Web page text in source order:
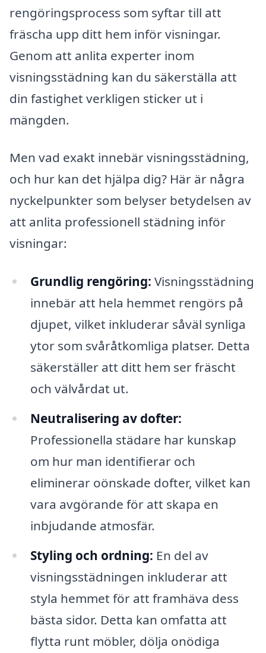
rengöringsprocess som syftar till att
fräscha upp ditt hem inför visningar.
Genom att anlita experter inom
visningsstädning kan du säkerställa att
din fastighet verkligen sticker ut i
mängden.
Men vad exakt innebär visningsstädning,
och hur kan det hjälpa dig? Här är några
nyckelpunkter som belyser betydelsen av
att anlita professionell städning inför
visningar:
Grundlig rengöring: Visningsstädning
innebär att hela hemmet rengörs på
djupet, vilket inkluderar såväl synliga
ytor som svåråtkomliga platser. Detta
säkerställer att ditt hem ser fräscht
och välvårdat ut.
Neutralisering av dofter:
Professionella städare har kunskap
om hur man identifierar och
eliminerar oönskade dofter, vilket kan
vara avgörande för att skapa en
inbjudande atmosfär.
Styling och ordning: En del av
visningsstädningen inkluderar att
styla hemmet för att framhäva dess
bästa sidor. Detta kan omfatta att
flytta runt möbler, dölja onödiga